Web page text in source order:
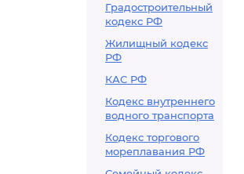
Градостроительный
кодекс РФ
Жилищный кодекс
РФ
КАС РФ
Кодекс внутреннего
водного транспорта
Кодекс торгового
мореплавания РФ